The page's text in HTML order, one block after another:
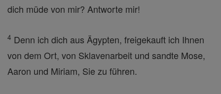
dich müde von mir? Antworte mir!
4 Denn ich dich aus Ägypten, freigekauft ich Ihnen
von dem Ort, von Sklavenarbeit und sandte Mose,
Aaron und Miriam, Sie zu führen.